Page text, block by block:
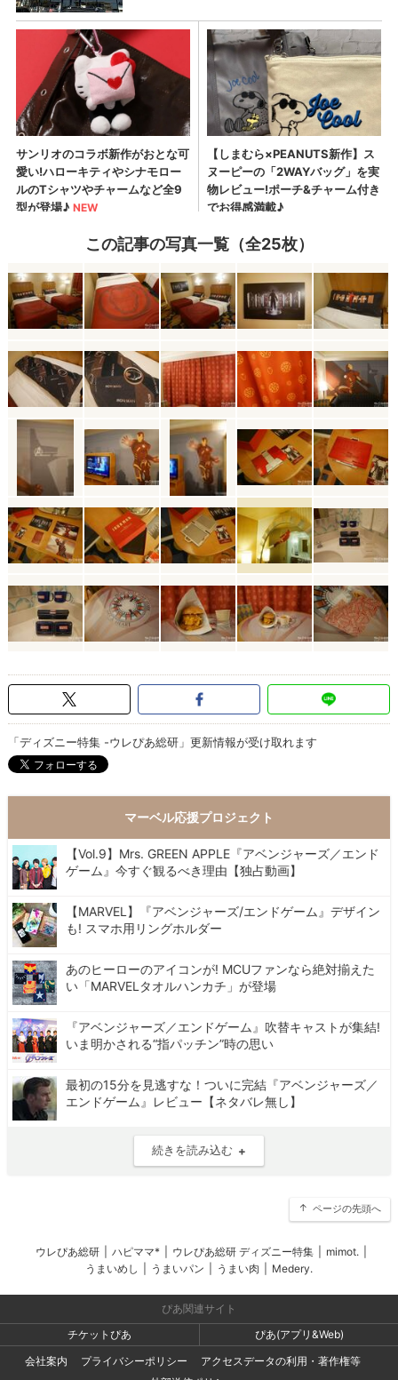
この記事の写真一覧（全25枚）
「ディズニー特集 -ウレぴあ総研」更新情報が受け取れます
マーベル応援プロジェクト
【Vol.9】Mrs. GREEN APPLE『アベンジャーズ／エンド
ゲーム』今すぐ観るべき理由【独占動画】
【MARVEL】『アベンジャーズ/エンドゲーム』デザイン
も! スマホ用リングホルダー
あのヒーローのアイコンが! MCUファンなら絶対揃えた
い「MARVELタオルハンカチ」が登場
『アベンジャーズ／エンドゲーム』吹替キャストが集結!
いま明かされる“指パッチン”時の思い
最初の15分を見逃すな！ついに完結『アベンジャーズ／
エンドゲーム』レビュー【ネタバレ無し】
続きを読み込む
ページの先頭へ
ウレぴあ総研 ハピママ* ウレぴあ総研 ディズニー特集 mimot.
うまいめし
うまいパン うまい肉 Medery.
ぴあ関連サイト
チケットぴあ
ぴあ(アプリ&Web)
会社案内
プライバシーポリシー
アクセスデータの利用・著作権等